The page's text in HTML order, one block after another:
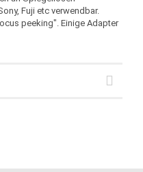
Fuji etc verwendbar.
peeking". Einige Adapter